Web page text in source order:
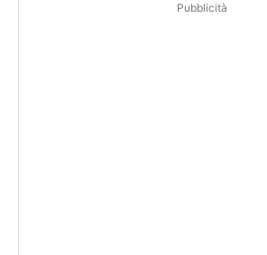
Pubblicità